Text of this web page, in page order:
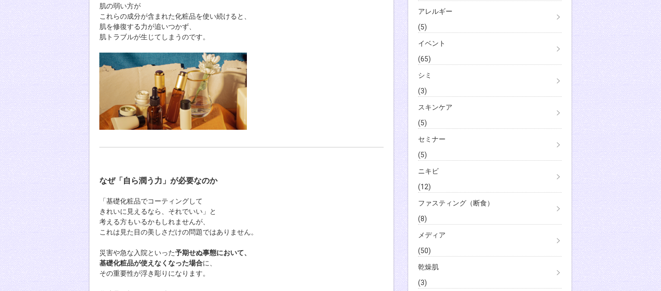
肌の弱い方が
これらの成分が含まれた化粧品を使い続けると、
肌を修復する力が追いつかず、
肌トラブルが生じてしまうのです。
なぜ「自ら潤う力」が必要なのか
「基礎化粧品でコーティングして
きれいに見えるなら、それでいい」と
考える方もいるかもしれませんが、
これは見た目の美しさだけの問題ではありません。
災害や急な入院といった予期せぬ事態において、
基礎化粧品が使えなくなった場合に、
その重要性が浮き彫りになります。
アレルギー
(5)
イベント
(65)
シミ
(3)
スキンケア
(5)
セミナー
(5)
ニキビ
(12)
ファスティング（断食）
(8)
メディア
(50)
乾燥肌
(3)